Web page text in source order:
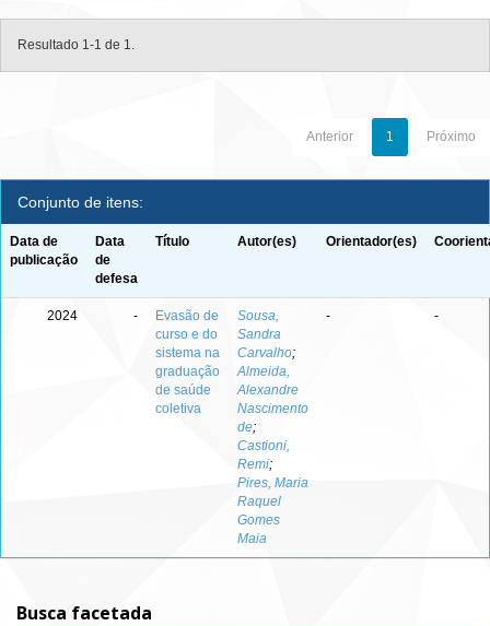
Resultado 1-1 de 1.
Anterior 1 Próximo
Conjunto de itens:
Data de
publicação
Data
de
defesa
Título Autor(es) Orientador(es)
2024 -
Evasão de
curso e do
sistema na
graduação
de saúde
coletiva
Sousa,
Sandra
Carvalho;
Almeida,
Alexandre
Nascimento
de;
Castioni,
Remi;
Pires, Maria
Raquel
Gomes
Maia
- -
Busca facetada